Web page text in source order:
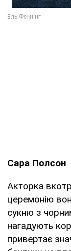
Сара Полсон
Акторка
церемонію
сукню з
нагадують
привертає